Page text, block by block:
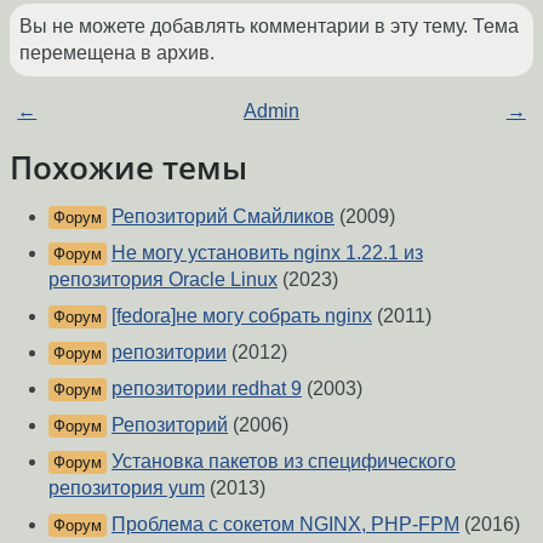
Вы не можете добавлять комментарии в эту тему. Тема
перемещена в архив.
← Admin →
Похожие темы
Форум Репозиторий Смайликов (2009)
Форум
Не могу установить nginx 1.22.1 из
репозитория Oracle Linux (2023)
Форум [fedora]не могу собрать nginx (2011)
Форум репозитории (2012)
Форум репозитории redhat 9 (2003)
Форум Репозиторий (2006)
Форум Установка пакетов из специфического
репозитория yum (2013)
Форум Проблема с сокетом NGINX, PHP-FPM (2016)